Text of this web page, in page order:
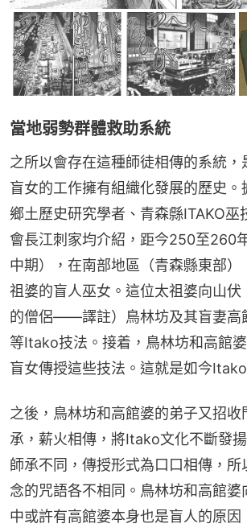
當地弱勢群體救助系統
之所以會存在這種師徒相傳的系統
盲女的工作擁有組織化發展的歷史。
鄉土歷史研究學者、青森縣ITAKO巫
會長江刺家均介紹，距今250至260
中期），在南部地區（青森縣東部）
祖婆的盲人巫女。這位太祖婆向山伏
的僧侶――譯註）鳥林坊及其盲妻高
等Itako技法。接着，鳥林坊和高館
盲女傳授這些技法。這就是如今Itako
之後，鳥林坊和高館婆的弟子又招收
承，薪火相傳，將Itako文化不斷發
師承不同，傳授形式為口口相傳，所
念的咒語各不相同。鳥林坊和高館婆
中或許有高館婆本身也是盲人的原因